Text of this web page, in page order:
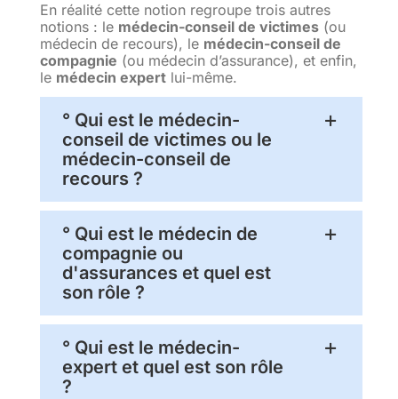
En réalité cette notion regroupe trois autres
notions : le médecin-conseil de victimes (ou
médecin de recours), le médecin-conseil de
compagnie (ou médecin d’assurance), et enfin,
le médecin expert lui-même.
° Qui est le médecin-
conseil de victimes ou le
médecin-conseil de
recours ?
° Qui est le médecin de
compagnie ou
d'assurances et quel est
son rôle ?
° Qui est le médecin-
expert et quel est son rôle
?